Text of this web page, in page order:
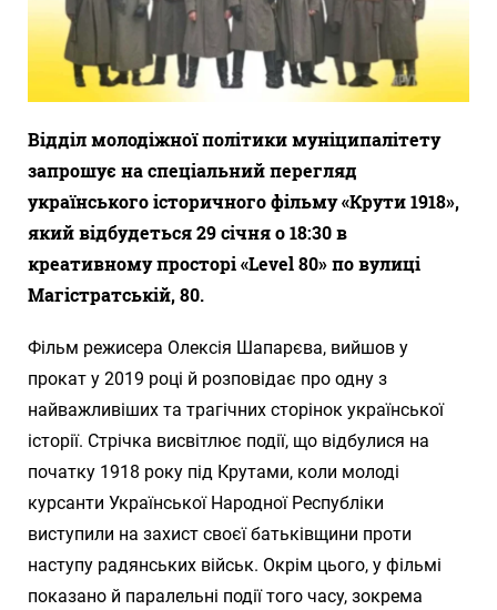
Відділ молодіжної політики муніципалітету
запрошує на спеціальний перегляд
українського історичного фільму «Крути 1918»,
який відбудеться 29 січня о 18:30 в
креативному просторі «Level 80» по вулиці
Магістратській, 80.
Фільм режисера Олексія Шапарєва, вийшов у
прокат у 2019 році й розповідає про одну з
найважливіших та трагічних сторінок української
історії. Стрічка висвітлює події, що відбулися на
початку 1918 року під Крутами, коли молоді
курсанти Української Народної Республіки
виступили на захист своєї батьківщини проти
наступу радянських військ. Окрім цього, у фільмі
показано й паралельні події того часу, зокрема